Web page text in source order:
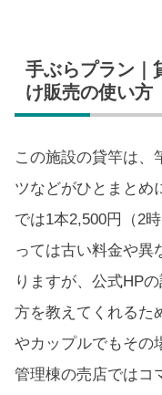
手ぶらプラン｜
け販売の使い方
この施設の貸竿は、
ツなどがひとまとめ
では1本2,500円（2
っては古い料金や異
りますが、公式HP
方を教えてくれるた
やカップルでもその
管理棟の売店ではコ